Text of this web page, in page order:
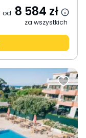
od 8 584 zł
za wszystkich